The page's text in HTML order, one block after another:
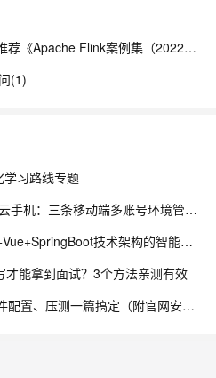
【藏经阁一起读（27）】本周推荐《Apache Flink案例集（2022版）》，你有哪些心得？
(1)
学习路线专题
安卓模拟器、Root改机与ARM云手机：三条移动端多账号环境管理路径的工程实测手记
医院随访系统源码，基于Java+Vue+SpringBoot技术架构的智能化管理平台
能拿到面试？3个方法亲测有效
JMeter下载、安装、汉化、插件配置、压测一篇搞定（附官网安装包）